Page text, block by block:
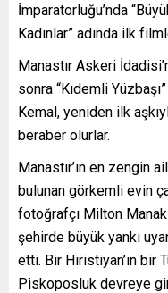
İmparatorluğu’nda
Kadınlar” adında ilk
Manastır Askeri
sonra “Kıdemli
Kemal, yeniden ilk
beraber olurlar.
Manastır’ın en zengin
bulunan görkemli evin
fotoğrafçı Milton Manaki
şehirde büyük yankı
etti. Bir Hıristiyan’ın bir
Piskoposluk devreye